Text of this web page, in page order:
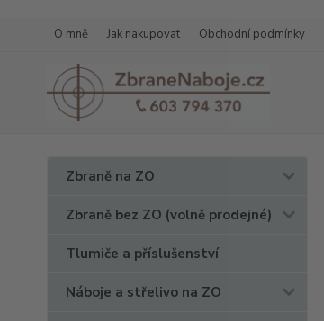
O mně Jak nakupovat Obchodní podmínky
Zbraně na ZO
Zbraně bez ZO (volně prodejné)
Tlumiče a příslušenství
Náboje a střelivo na ZO